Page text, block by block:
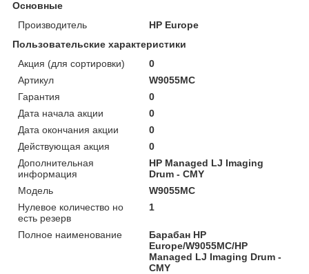
Основные
Производитель
HP Europe
Пользовательские характеристики
Акция (для сортировки)
0
Артикул
W9055MC
Гарантия
0
Дата начала акции
0
Дата окончания акции
0
Действующая акция
0
Дополнительная
информация
HP Managed LJ Imaging
Drum - CMY
Модель
W9055MC
Нулевое количество но
есть резерв
1
Полное наименование
Барабан HP
Europe/W9055MC/HP
Managed LJ Imaging Drum -
CMY